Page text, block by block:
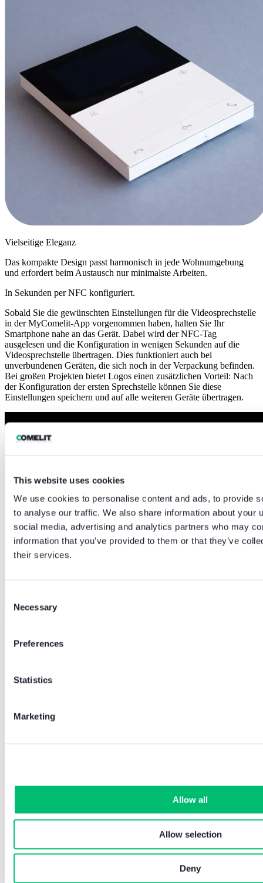
This website uses cookies
We use cookies to personalise content and ads, to provide
to analyse our traffic. We also share information about your
social media, advertising and analytics partners who may
information that you’ve provided to them or that they’ve
their services.
Selection
Necessary
Preferences
Statistics
Marketing
Allow all
Allow selection
Deny
Vielseitige Eleganz
Das kompakte Design passt harmonisch in jede Wohnumgebung
und erfordert beim Austausch nur minimalste Arbeiten.
In Sekunden per NFC konfiguriert.
Sobald Sie die gewünschten Einstellungen für die Videosprechstelle
in der MyComelit-App vorgenommen haben, halten Sie Ihr
Smartphone nahe an das Gerät. Dabei wird der NFC-Tag
ausgelesen und die Konfiguration in wenigen Sekunden auf die
Videosprechstelle übertragen. Dies funktioniert auch bei
unverbundenen Geräten, die sich noch in der Verpackung befinden.
Bei großen Projekten bietet Logos einen zusätzlichen Vorteil: Nach
der Konfiguration der ersten Sprechstelle können Sie diese
Einstellungen speichern und auf alle weiteren Geräte übertragen.
Perfekt abgestimmt für jeden Bedarf